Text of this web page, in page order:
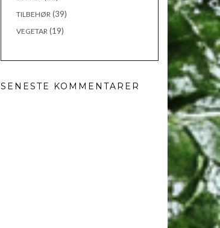
TILBEHØR (39)
VEGETAR (19)
SENESTE KOMMENTARER